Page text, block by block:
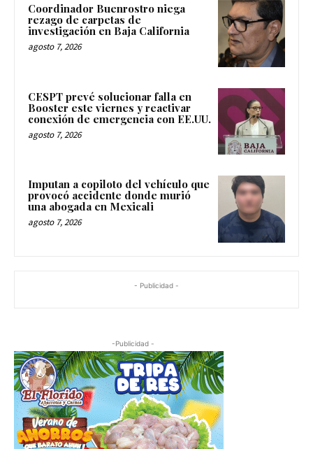
Coordinador Buenrostro niega
rezago de carpetas de
investigación en Baja California
agosto 7, 2026
CESPT prevé solucionar falla en
Booster este viernes y reactivar
conexión de emergencia con EE.UU.
agosto 7, 2026
Imputan a copiloto del vehículo que
provocó accidente donde murió
una abogada en Mexicali
agosto 7, 2026
- Publicidad -
-Publicidad -